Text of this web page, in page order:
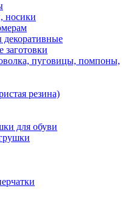
носики
заготовки
пуговицы, помпоны,
резина)
для обуви